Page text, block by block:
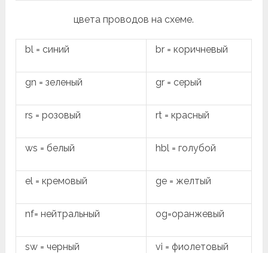
цвета проводов на схеме.
bl = синий br = коричневый
gn = зеленый gr = серый
rs = розовый rt = красный
ws = белый hbl = голубой
el = кремовый ge = желтый
nf= нейтральный og=оранжевый
sw = черный vi = фиолетовый